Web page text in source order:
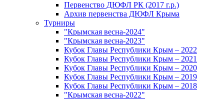
Первенство ДЮФЛ РК (2017 г.р.)
Архив первенства ДЮФЛ Крыма
Турниры
"Крымская весна-2024"
"Крымская весна-2023"
Кубок Главы Республики Крым – 2022
Кубок Главы Республики Крым – 2021
Кубок Главы Республики Крым – 2020
Кубок Главы Республики Крым – 2019
Кубок Главы Республики Крым – 2018
"Крымская весна-2022"